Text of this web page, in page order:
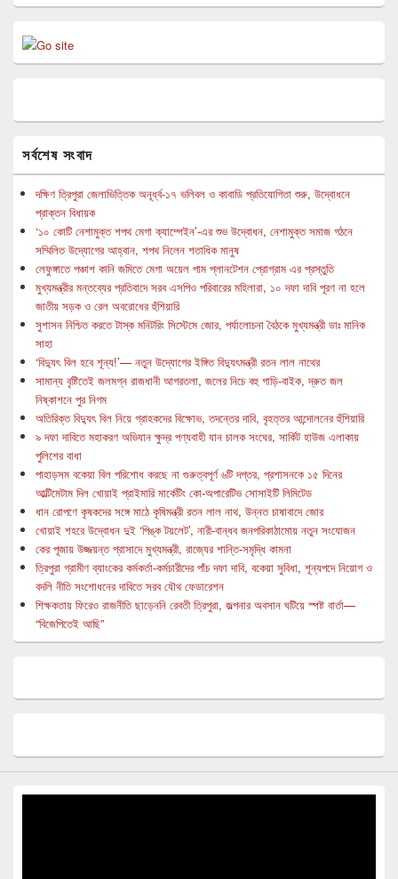
সর্বশেষ সংবাদ
দক্ষিণ ত্রিপুরা জেলাভিত্তিক অনূর্ধ্ব-১৭ ভলিবল ও কাবাডি প্রতিযোগিতা শুরু, উদ্বোধনে
প্রাক্তন বিধায়ক
‘১০ কোটি নেশামুক্ত শপথ মেগা ক্যাম্পেইন’-এর শুভ উদ্বোধন, নেশামুক্ত সমাজ গঠনে
সম্মিলিত উদ্যোগের আহ্বান, শপথ নিলেন শতাধিক মানুষ
লেফুঙ্গাতে পঞ্চাশ কানি জমিতে মেগা অয়েল পাম প্লানটেশন প্রোগ্রাম এর প্রস্তুতি
মুখ্যমন্ত্রীর মন্তব্যের প্রতিবাদে সরব এসপিও পরিবারের মহিলারা, ১০ দফা দাবি পূরণ না হলে
জাতীয় সড়ক ও রেল অবরোধের হুঁশিয়ারি
সুশাসন নিশ্চিত করতে টাস্ক মনিটরিং সিস্টেমে জোর, পর্যালোচনা বৈঠকে মুখ্যমন্ত্রী ডাঃ মানিক
সাহা
‘বিদ্যুৎ বিল হবে শূন্য!’— নতুন উদ্যোগের ইঙ্গিত বিদ্যুৎমন্ত্রী রতন লাল নাথের
সামান্য বৃষ্টিতেই জলমগ্ন রাজধানী আগরতলা, জলের নিচে বহু গাড়ি-বাইক, দ্রুত জল
নিষ্কাশনে পুর নিগম
অতিরিক্ত বিদ্যুৎ বিল নিয়ে গ্রাহকদের বিক্ষোভ, তদন্তের দাবি, বৃহত্তর আন্দোলনের হুঁশিয়ারি
৯ দফা দাবিতে মহাকরণ অভিযান ক্ষুদ্র পণ্যবাহী যান চালক সংঘের, সার্কিট হাউজ এলাকায়
পুলিশের বাধা
পাহাড়সম বকেয়া বিল পরিশোধ করছে না গুরুত্বপূর্ণ ৬টি দপ্তর, প্রশাসনকে ১৫ দিনের
আল্টিমেটাম দিল খোয়াই প্রাইমারি মার্কেটিং কো-অপারেটিভ সোসাইটি লিমিটেড
ধান রোপণে কৃষকদের সঙ্গে মাঠে কৃষিমন্ত্রী রতন লাল নাথ, উন্নত চাষাবাদে জোর
খোয়াই শহরে উদ্বোধন দুই ‘পিঙ্ক টয়লেট’, নারী-বান্ধব জনপরিকাঠামোয় নতুন সংযোজন
কের পূজায় উজ্জয়ন্ত প্রাসাদে মুখ্যমন্ত্রী, রাজ্যের শান্তি-সমৃদ্ধি কামনা
ত্রিপুরা গ্রামীণ ব্যাংকের কর্মকর্তা-কর্মচারীদের পাঁচ দফা দাবি, বকেয়া সুবিধা, শূন্যপদে নিয়োগ ও
বদলি নীতি সংশোধনের দাবিতে সরব যৌথ ফেডারেশন
শিক্ষকতায় ফিরেও রাজনীতি ছাড়েননি রেবতী ত্রিপুরা, জল্পনার অবসান ঘটিয়ে স্পষ্ট বার্তা—
“বিজেপিতেই আছি”